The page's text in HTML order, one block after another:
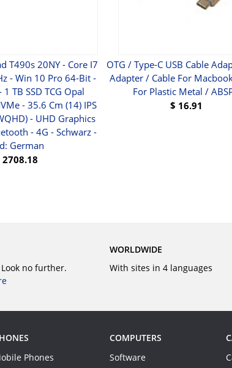
T490s 20NY - Core I7
- Win 10 Pro 64-Bit -
TB SSD TCG Opal
- 35.6 Cm (14) IPS
- UHD Graphics
- 4G - Schwarz -
German
2708.18
OTG / Type-C USB Cable
Adapter / Cable For
For Plastic Metal /
$ 16.91
no further.
WORLDWIDE
With sites in 4 languages
Phones
COMPUTERS
Software